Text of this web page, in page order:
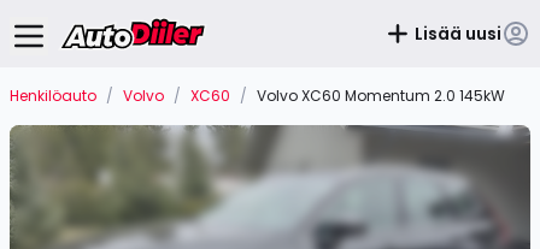
Lisää uusi
Henkilöauto / Volvo / XC60 / Volvo XC60 Momentum 2.0 145kW